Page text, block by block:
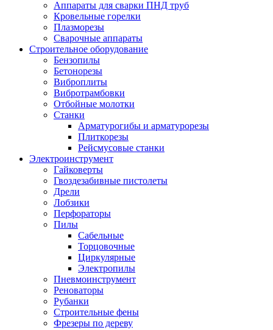
Аппараты для сварки ПНД труб
Кровельные горелки
Плазморезы
Сварочные аппараты
Строительное оборудование
Бензопилы
Бетонорезы
Виброплиты
Вибротрамбовки
Отбойные молотки
Станки
Арматурогибы и арматурорезы
Плиткорезы
Рейсмусовые станки
Электроинструмент
Гайковерты
Гвоздезабивные пистолеты
Дрели
Лобзики
Перфораторы
Пилы
Сабельные
Торцовочные
Циркулярные
Электропилы
Пневмоинструмент
Реноваторы
Рубанки
Строительные фены
Фрезеры по дереву